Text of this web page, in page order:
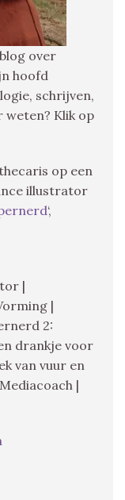
over
hoofd
schrijven,
weten? Klik op
op een
illustrator
‘,
|
|
2:
drankje voor
van vuur en
|